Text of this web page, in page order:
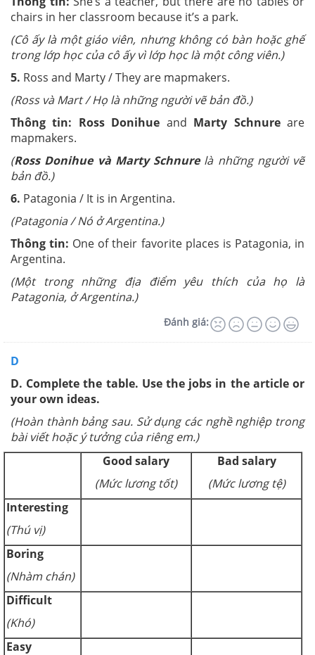
chairs in her classroom because it’s a park.
(Cô ấy là một giáo viên, nhưng không có bàn hoặc ghế
trong lớp học của cô ấy vì lớp học là một công viên.)
5. Ross and Marty / They are mapmakers.
(Ross và Mart / Họ lànhững người vẽ bản đồ.)
Thông tin: Ross Donihue and Marty Schnureare
mapmakers.
(Ross Donihue và Marty Schnurelà những người vẽ
bản đồ.)
6. Patagonia / It is in Argentina.
(Patagonia / Nó ởArgentina.)
Thông tin: One of their favorite places is Patagonia, in
Argentina.
(Một trong những địa điểm yêu thích của họ là
Patagonia, ở Argentina.)
Đánh giá:
D
D. Complete the table. Use the jobs in the article or
your own ideas.
(Hoàn thành bảng sau. Sử dụng các nghề nghiệp trong
bài viết hoặc ý tưởng của riêng em.)
Good salary
(Mức lương tốt)
Bad salary
(Mức lương tệ)
Interesting
(Thú vị)
Boring
(Nhàm chán)
Difficult
(Khó)
Easy